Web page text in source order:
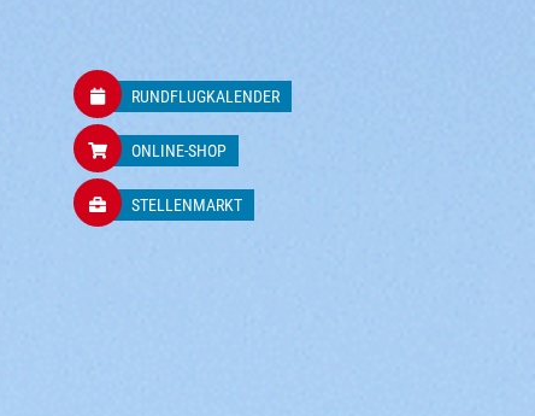
RUNDFLUGKALENDER
ONLINE-SHOP
STELLENMARKT